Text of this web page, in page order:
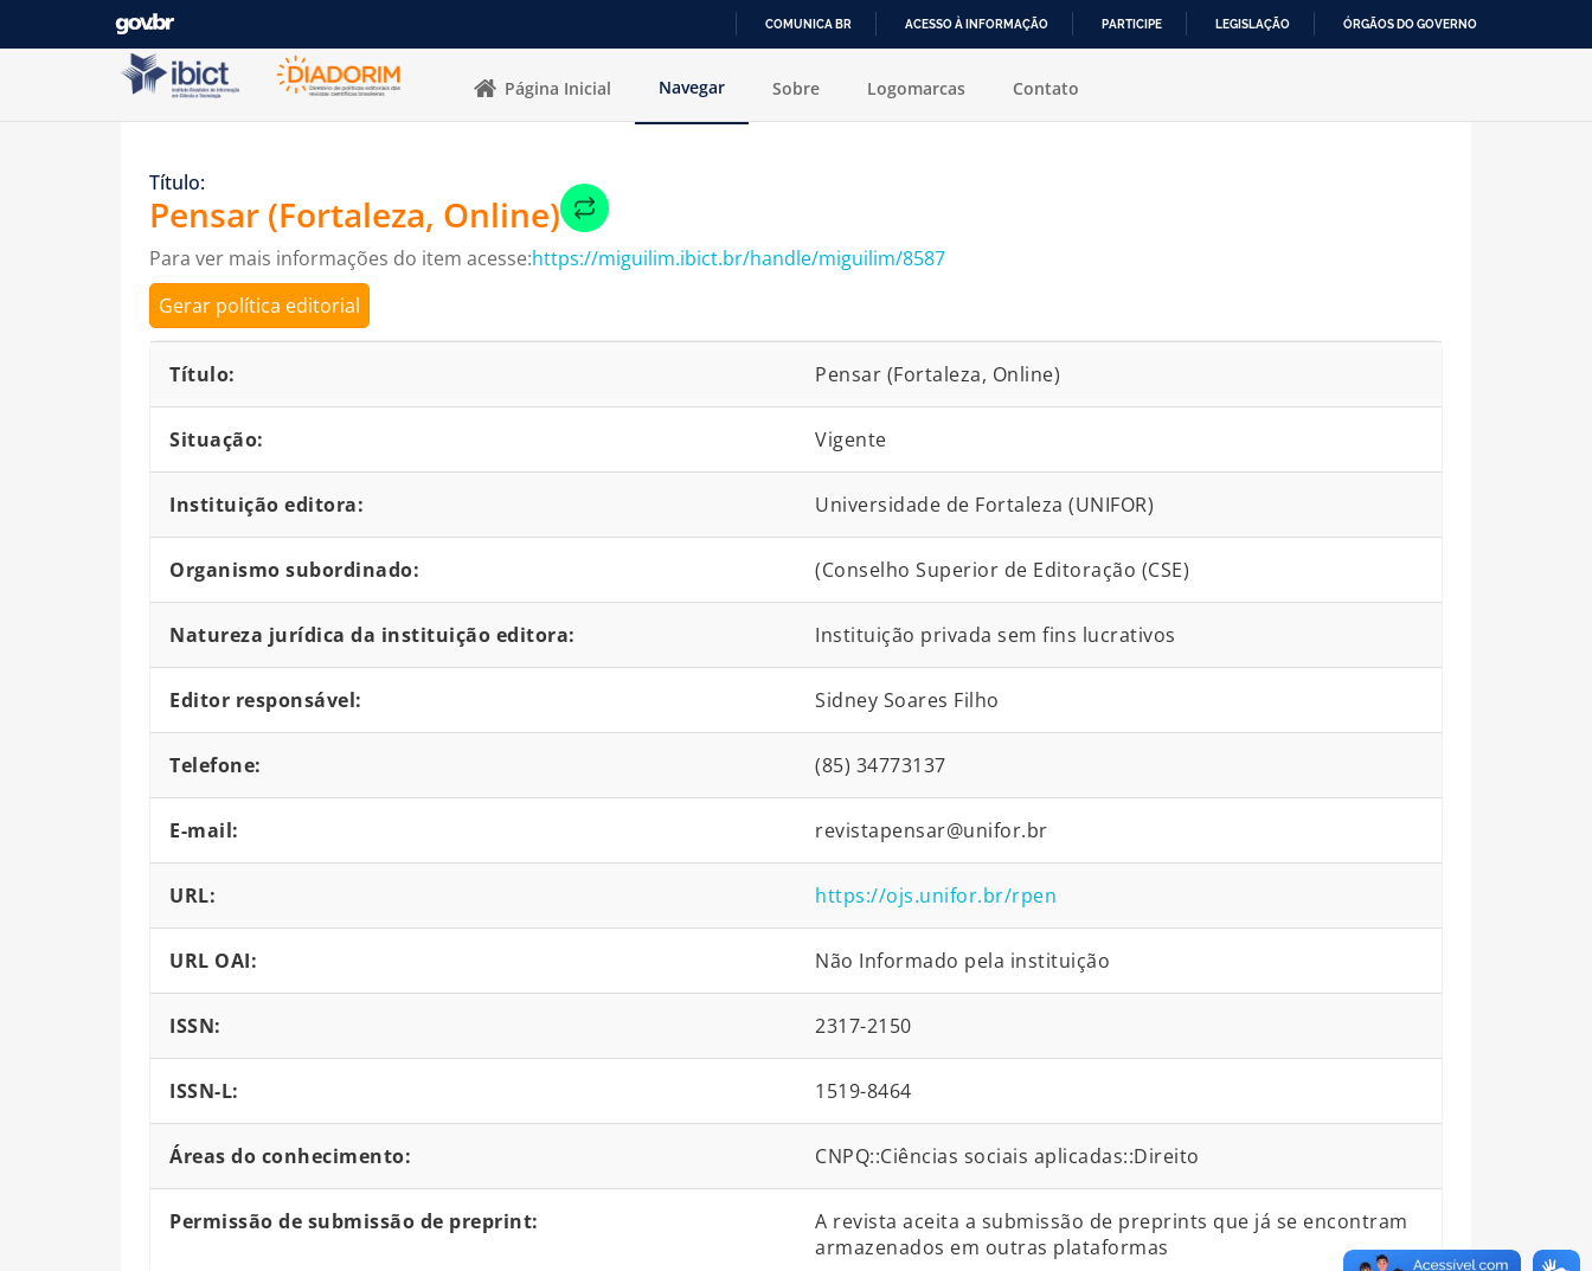
COMUNICA BR ACESSO À INFORMAÇÃO PARTICIPE LEGISLAÇÃO ÓRGÃOS DO GOVERNO
Pular para o conteúdo
Página Inicial
Navegar Sobre Logomarcas Contato
Título:
Pensar (Fortaleza, Online)
Para ver mais informações do item acesse:https://miguilim.ibict.br/handle/miguilim/8587
Gerar política editorial
Título: Pensar (Fortaleza, Online)
Situação: Vigente
Instituição editora: Universidade de Fortaleza (UNIFOR)
Organismo subordinado: (Conselho Superior de Editoração (CSE)
Natureza jurídica da instituição editora: Instituição privada sem fins lucrativos
Editor responsável: Sidney Soares Filho
Telefone: (85) 34773137
E-mail: revistapensar@unifor.br
URL: https://ojs.unifor.br/rpen
URL OAI: Não Informado pela instituição
ISSN: 2317-2150
ISSN-L: 1519-8464
Áreas do conhecimento: CNPQ::Ciências sociais aplicadas::Direito
Permissão de submissão de preprint:
A revista aceita a submissão de preprints que já se encontram
armazenados em outras plataformas